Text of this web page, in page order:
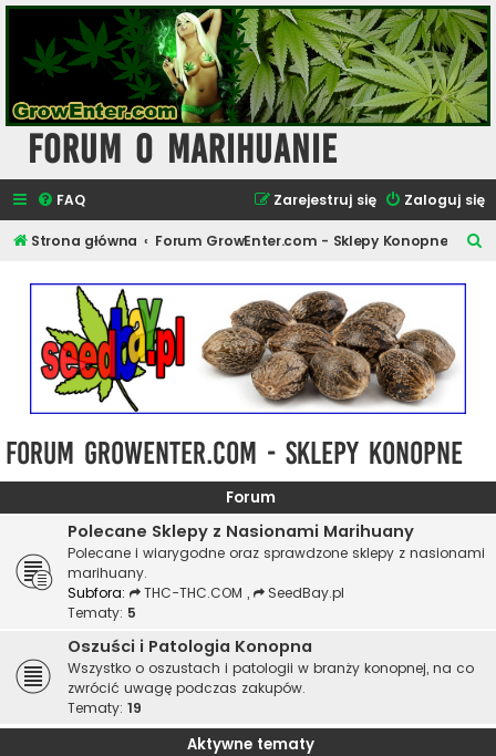
Forum o Marihuanie
FAQ Zaloguj się
Zarejestruj się
Strona główna Forum GrowEnter.com - Sklepy Konopne
Forum GrowEnter.com - Sklepy Konopne
Forum
Polecane Sklepy z Nasionami Marihuany
Polecane i wiarygodne oraz sprawdzone sklepy z nasionami
marihuany.
Subfora:
THC-THC.COM ,
SeedBay.pl
Tematy: 5
Oszuści i Patologia Konopna
Wszystko o oszustach i patologii w branży konopnej, na co
zwrócić uwagę podczas zakupów.
Tematy: 19
Aktywne tematy